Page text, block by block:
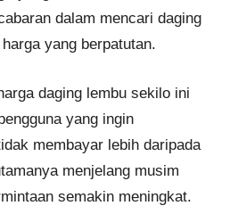
dalam mencari daging
yang berpatutan.
daging lembu sekilo ini
yang ingin
membayar lebih daripada
menjelang musim
semakin meningkat.